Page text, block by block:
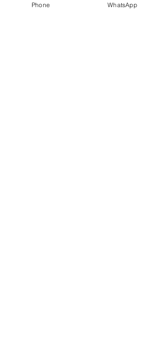
Phone WhatsApp